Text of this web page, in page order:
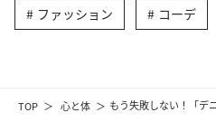
TOP 心と体 もう失敗しない！「デ
ファッション コーデ